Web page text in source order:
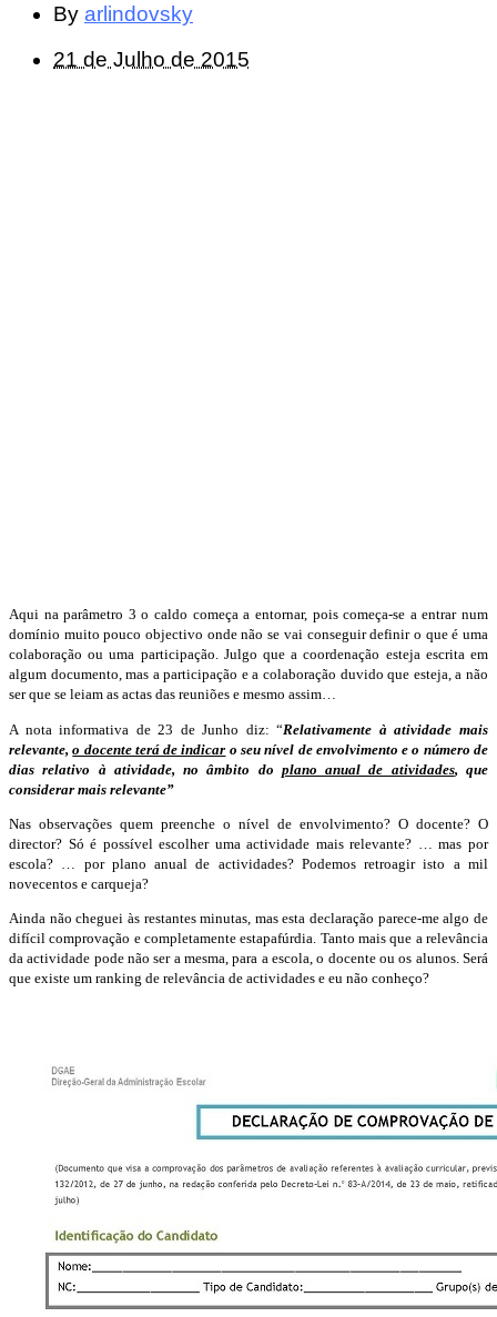
By arlindovsky
21 de Julho de 2015
Aqui na parâmetro 3 o caldo começa a entornar, pois começa-se a entrar num
domínio muito pouco objectivo onde não se vai conseguir definir o que é uma
colaboração ou uma participação. Julgo que a coordenação esteja escrita em
algum documento, mas a participação e a colaboração duvido que esteja, a não
ser que se leiam as actas das reuniões e mesmo assim…
A nota informativa de 23 de Junho diz: “Relativamente à atividade mais
relevante,o docente terá de indicar o seu nível de envolvimento e o número de
dias relativo à atividade, no âmbito do plano anual de atividades, que
considerar mais relevante”
Nas observações quem preenche o nível de envolvimento? O docente? O
director? Só é possível escolher uma actividade mais relevante? … mas por
escola? … por plano anual de actividades? Podemos retroagir isto a mil
novecentos e carqueja?
Ainda não cheguei às restantes minutas, mas esta declaração parece-me algo de
difícil comprovação e completamente estapafúrdia. Tanto mais que a relevância
da actividade pode não ser a mesma, para a escola, o docente ou os alunos. Será
que existe um ranking de relevância de actividades e eu não conheço?